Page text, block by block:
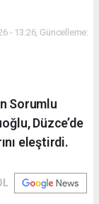
- 13:26, Güncelleme:
Sorumlu
Düzce’de
eleştirdi.